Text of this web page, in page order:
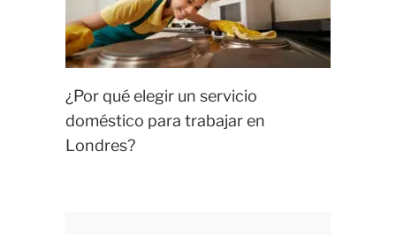
¿Por qué elegir un servicio
doméstico para trabajar en
Londres?